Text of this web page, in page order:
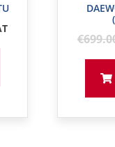
€699